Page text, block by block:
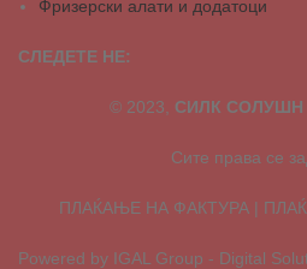
Фризерски алати и додатоци
СЛЕДЕТЕ НЕ:
© 2023, СИЛК СОЛУШН
Сите права се
ПЛАЌАЊЕ НА ФАКТУРА |
Powered by IGAL Group - Digital